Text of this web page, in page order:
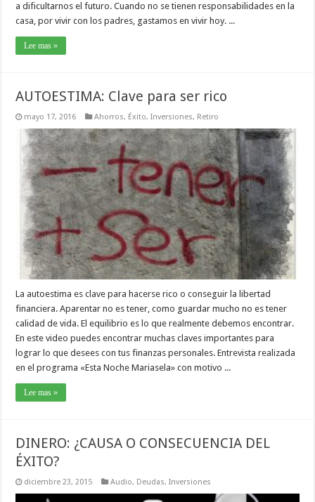
a dificultarnos el futuro. Cuando no se tienen responsabilidades en la
casa, por vivir con los padres, gastamos en vivir hoy. ...
Lee mas »
AUTOESTIMA: Clave para ser rico
mayo 17, 2016 Ahorros, Éxito,Inversiones, Retiro
La autoestima es clave para hacerse rico o conseguir la libertad
financiera. Aparentar no es tener, como guardar mucho no es tener
calidad de vida. El equilibrio es lo que realmente debemos encontrar.
En este video puedes encontrar muchas claves importantes para
lograr lo que desees con tus finanzas personales. Entrevista realizada
en el programa «Esta Noche Mariasela» con motivo ...
Lee mas »
DINERO: ¿CAUSA O CONSECUENCIA DEL
ÉXITO?
diciembre 23, 2015 Audio, Deudas,Inversiones